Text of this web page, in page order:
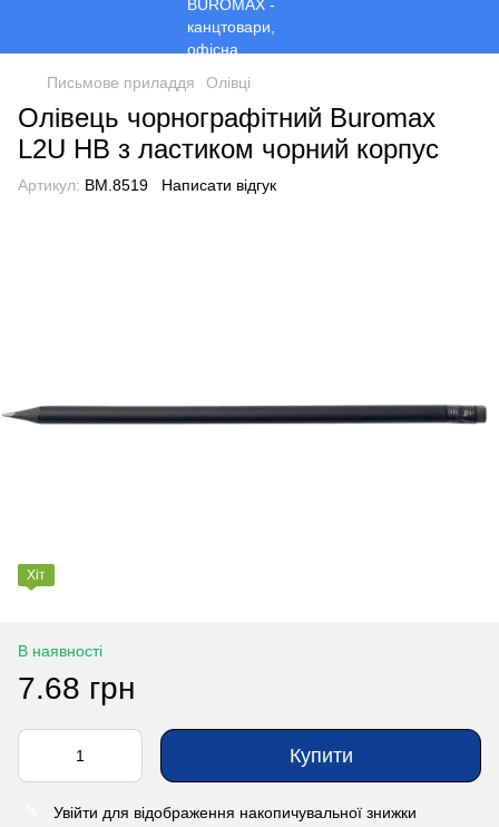
Письмове приладдя Олівці
Олівець чорнографітний Buromax
L2U HB з ластиком чорний корпус
Артикул: BM.8519 Написати відгук
Хіт
В наявності
7.68 грн
Купити
Увійти для відображення накопичувальної знижки